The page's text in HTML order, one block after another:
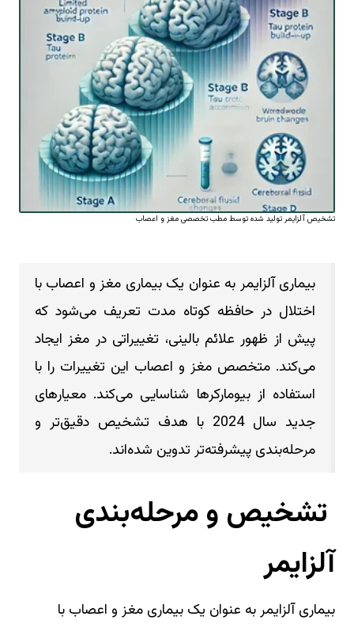
تشخیص آلزایمر تولید شده توسط مطب تخصصی مغز و اعصاب
بیماری آلزایمر به عنوان یک بیماری مغز و اعصاب با
اختلال در حافظه کوتاه مدت تعریف می‌شود که
پیش از ظهور علائم بالینی، تغییراتی در مغز ایجاد
می‌کند. متخصص مغز و اعصاب این تغییرات را با
استفاده از بیومارکرها شناسایی می‌کند. معیارهای
جدید سال 2024 با هدف تشخیص دقیق‌تر و
مرحله‌بندی پیشرفته‌تر تدوین شده‌اند.
تشخیص و مرحله‌بندی
آلزایمر
بیماری آلزایمر به عنوان یک بیماری مغز و اعصاب با